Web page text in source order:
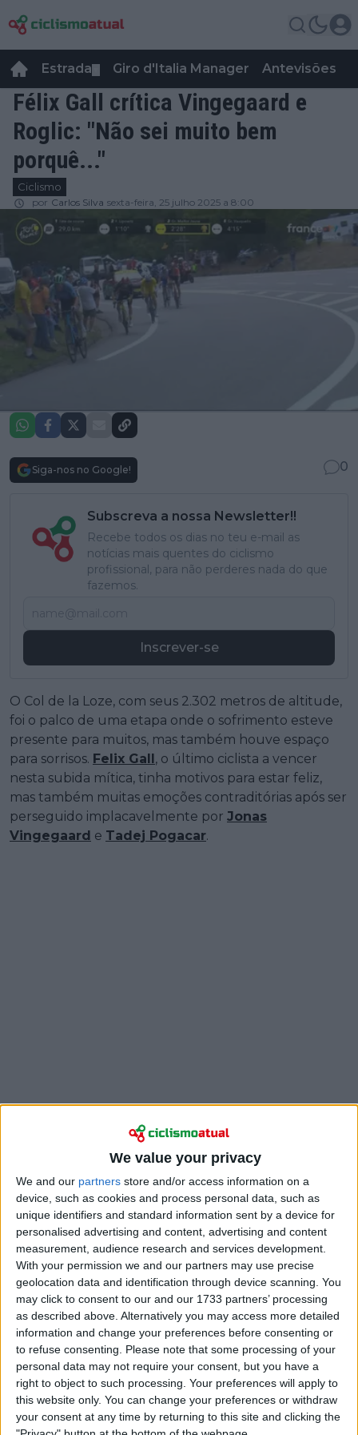
We value your privacy
We and our partners store and/or access information on a
device, such as cookies and process personal data, such as
unique identifiers and standard information sent by a device for
personalised advertising and content, advertising and content
measurement, audience research and services development.
With your permission we and our partners may use precise
geolocation data and identification through device scanning. You
may click to consent to our and our 1733 partners’ processing
as described above. Alternatively you may access more detailed
information and change your preferences before consenting or
to refuse consenting. Please note that some processing of your
personal data may not require your consent, but you have a
right to object to such processing. Your preferences will apply to
this website only. You can change your preferences or withdraw
your consent at any time by returning to this site and clicking the
Estrada Giro d'Italia Manager Antevisões
Félix Gall crítica Vingegaard e
Roglic: "Não sei muito bem
porquê..."
Ciclismo
por Carlos Silva sexta-feira, 25 julho 2025 a 8:00
Siga-nos no Google! 0
Subscreva a nossa Newsletter!!
Recebe todos os dias no teu e-mail as
notícias mais quentes do ciclismo
profissional, para não perderes nada do que
fazemos.
Inscrever-se
O Col de la Loze, com seus 2.302 metros de altitude,
foi o palco de uma etapa onde o sofrimento esteve
presente para muitos, mas também houve espaço
para sorrisos. Felix Gall , o último ciclista a vencer
nesta subida mítica, tinha motivos para estar feliz,
mas também muitas emoções contraditórias após ser
perseguido implacavelmente por Jonas
Vingegaard e Tadej Pogacar.
O austríaco tem vivido uma semana de ascensão na
classificação geral, depois de uma primeira semana
complicada, onde perdeu tempo e enfrentou
alguns dias difíceis nas colinas. Na 18ª etapa, Gall
adoptou uma mentalidade de “tudo ou nada”,
juntando-se à fuga e criando a situação ideal para si
próprio, algo que poderia mudar o rumo da sua
prova.
"Não me estava a sentir muito bem nos últimos dias,
mas no geral, hoje senti-me muito melhor... Estava
com um bocado de receio de que se me sentisse
hoje como me senti ontem, por exemplo. O final teria
sido diferente. Felizmente voltei a encontrar as